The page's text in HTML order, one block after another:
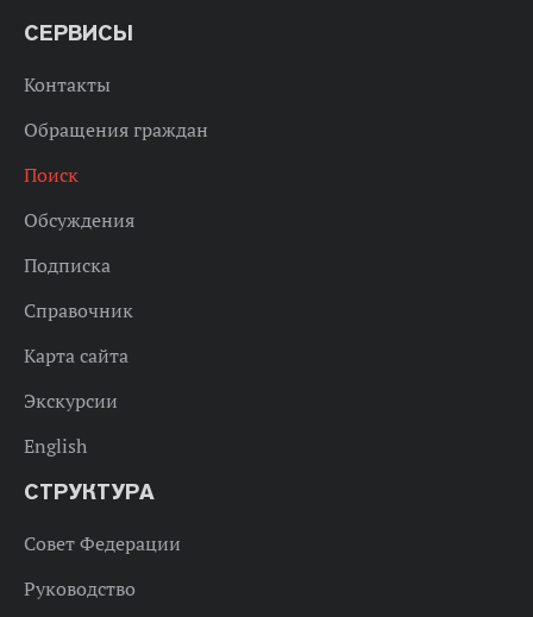
СЕРВИСЫ
Контакты
Обращения граждан
Поиск
Обсуждения
Подписка
Справочник
Карта сайта
Экскурсии
English
СТРУКТУРА
Совет Федерации
Руководство